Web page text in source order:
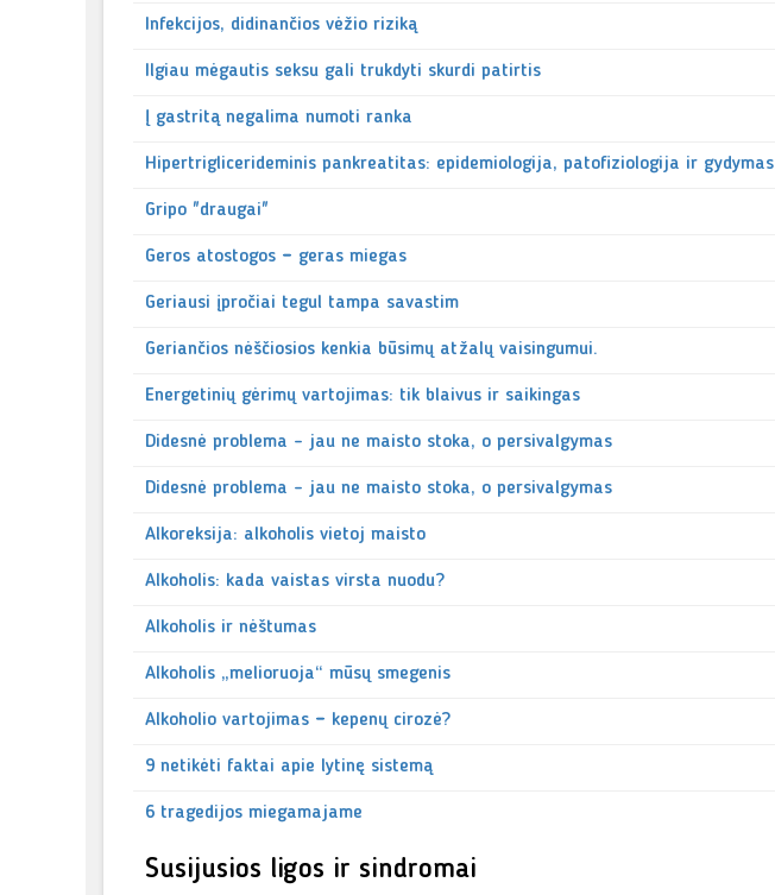
Infekcijos, didinančios vėžio riziką
Ilgiau mėgautis seksu gali trukdyti skurdi patirtis
Į gastritą negalima numoti ranka
Hipertriglicerideminis pankreatitas: epidemiologija, patofiziologija ir gydymas
Gripo "draugai"
Geros atostogos = geras miegas
Geriausi įpročiai tegul tampa savastim
Geriančios nėščiosios kenkia būsimų atžalų vaisingumui.
Energetinių gėrimų vartojimas: tik blaivus ir saikingas
Didesnė problema – jau ne maisto stoka, o persivalgymas
Didesnė problema – jau ne maisto stoka, o persivalgymas
Alkoreksija: alkoholis vietoj maisto
Alkoholis: kada vaistas virsta nuodu?
Alkoholis ir nėštumas
Alkoholis „melioruoja“ mūsų smegenis
Alkoholio vartojimas = kepenų cirozė?
9 netikėti faktai apie lytinę sistemą
6 tragedijos miegamajame
Susijusios ligos ir sindromai